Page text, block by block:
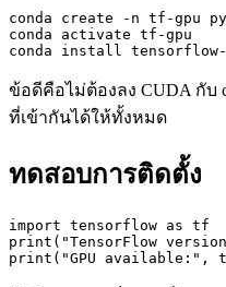
conda create -n tf-gpu
conda activate tf-gpu
conda install tensorflow-
ข้อดีคือไม่ต้องลง CUDA กับ
ที่เข้ากันได้ให้ทั้งหมด
ทดสอบการติดตั้ง
import tensorflow as tf
print("TensorFlow
print("GPU available:",